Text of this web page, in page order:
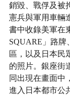
銷毀、戰俘及被
憲兵與軍用車輛
書中收錄美軍在
SQUARE」路牌
區，以及日本民
的照片。銀座街
同出現在畫面中
進入日本都市公